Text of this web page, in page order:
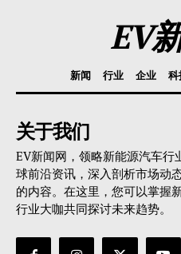
EV
新闻 行业 企业 科
关于我们
EV新闻网，领略新能源汽车行
球前沿资讯，深入剖析市场动
的内容。在这里，您可以掌握
行业大咖共同探讨未来趋势。